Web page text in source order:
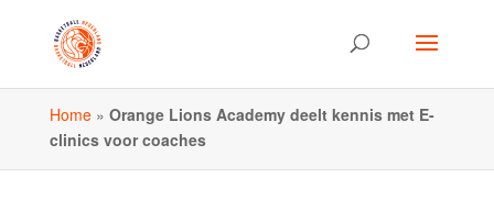
Home» Orange Lions Academy deelt kennis met E-
clinics voor coaches